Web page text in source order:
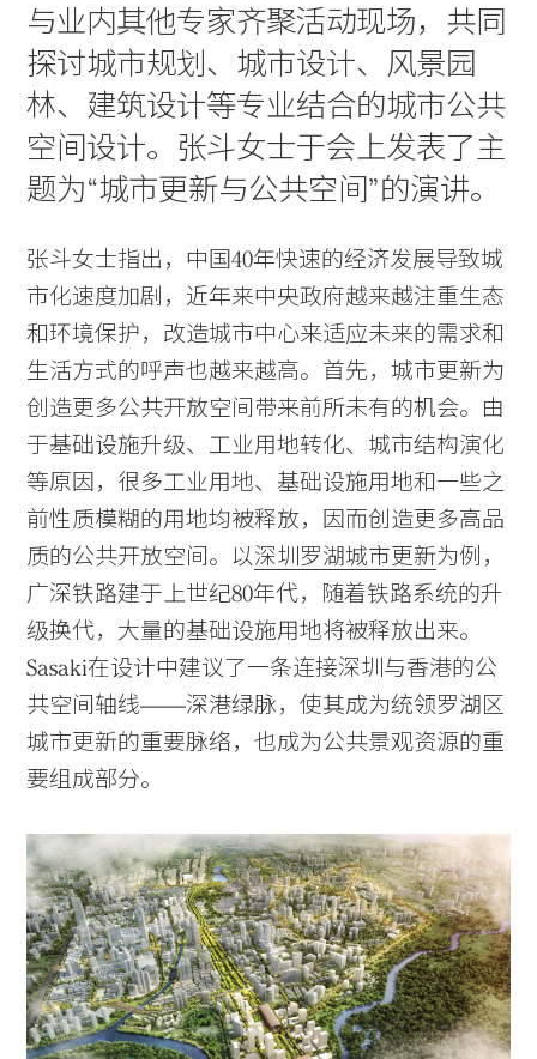
与业内其他专家齐聚活动现场，共同
探讨城市规划、城市设计、风景园
林、建筑设计等专业结合的城市公共
空间设计。张斗女士于会上发表了主
题为“城市更新与公共空间”的演讲。
张斗女士指出，中国40年快速的经济发展导致城
市化速度加剧，近年来中央政府越来越注重生态
和环境保护，改造城市中心来适应未来的需求和
生活方式的呼声也越来越高。首先，城市更新为
创造更多公共开放空间带来前所未有的机会。由
于基础设施升级、工业用地转化、城市结构演化
等原因，很多工业用地、基础设施用地和一些之
前性质模糊的用地均被释放，因而创造更多高品
质的公共开放空间。以深圳罗湖城市更新为例，
广深铁路建于上世纪80年代，随着铁路系统的升
级换代，大量的基础设施用地将被释放出来。
Sasaki在设计中建议了一条连接深圳与香港的公
共空间轴线——深港绿脉，使其成为统领罗湖区
城市更新的重要脉络，也成为公共景观资源的重
要组成部分。